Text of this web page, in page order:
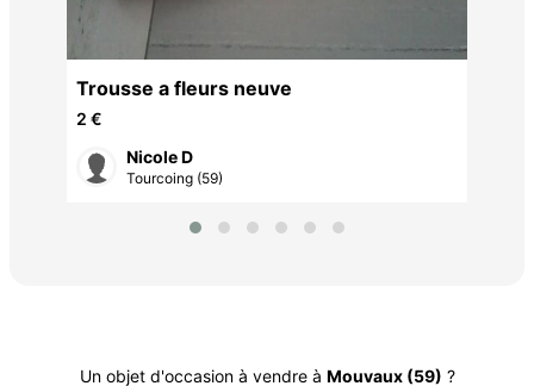
Trousse a fleurs neuve
2 €
Nicole D
Tourcoing (59)
Un objet d'occasion à vendre à Mouvaux (59) ?